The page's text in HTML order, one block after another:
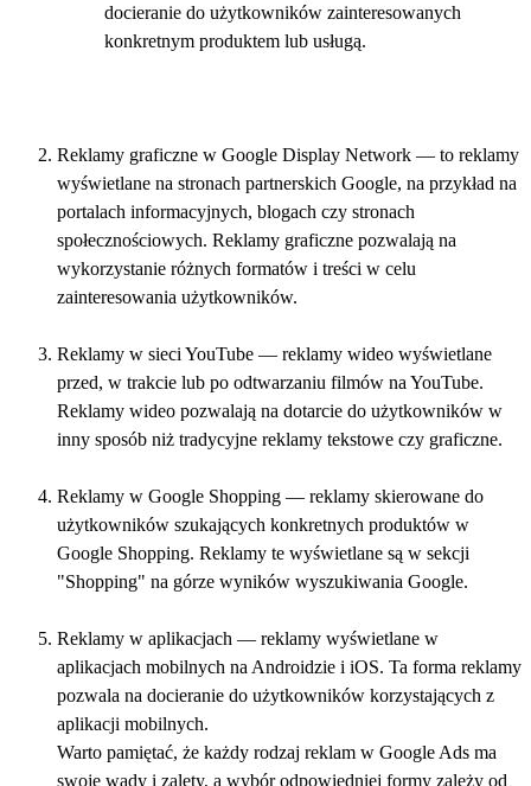
docieranie do użytkowników zainteresowanych
konkretnym produktem lub usługą.
Reklamy graficzne w Google Display Network — to reklamy
wyświetlane na stronach partnerskich Google, na przykład na
portalach informacyjnych, blogach czy stronach
społecznościowych. Reklamy graficzne pozwalają na
wykorzystanie różnych formatów i treści w celu
zainteresowania użytkowników.
Reklamy w sieci YouTube — reklamy wideo wyświetlane
przed, w trakcie lub po odtwarzaniu filmów na YouTube.
Reklamy wideo pozwalają na dotarcie do użytkowników w
inny sposób niż tradycyjne reklamy tekstowe czy graficzne.
Reklamy w Google Shopping — reklamy skierowane do
użytkowników szukających konkretnych produktów w
Google Shopping. Reklamy te wyświetlane są w sekcji
"Shopping" na górze wyników wyszukiwania Google.
Reklamy w aplikacjach — reklamy wyświetlane w
aplikacjach mobilnych na Androidzie i iOS. Ta forma reklamy
pozwala na docieranie do użytkowników korzystających z
aplikacji mobilnych.
Warto pamiętać, że każdy rodzaj reklam w Google Ads ma
swoje wady i zalety, a wybór odpowiedniej formy zależy od